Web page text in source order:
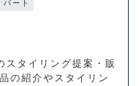
パート
タイリング提案・販
の紹介やスタイリン